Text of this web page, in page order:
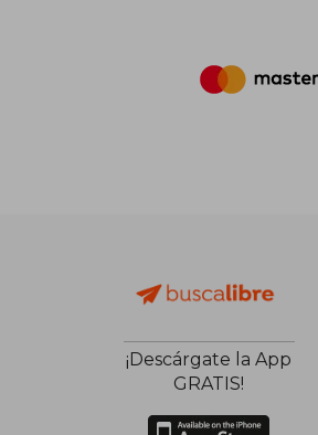
¡Descárgate la App
GRATIS!